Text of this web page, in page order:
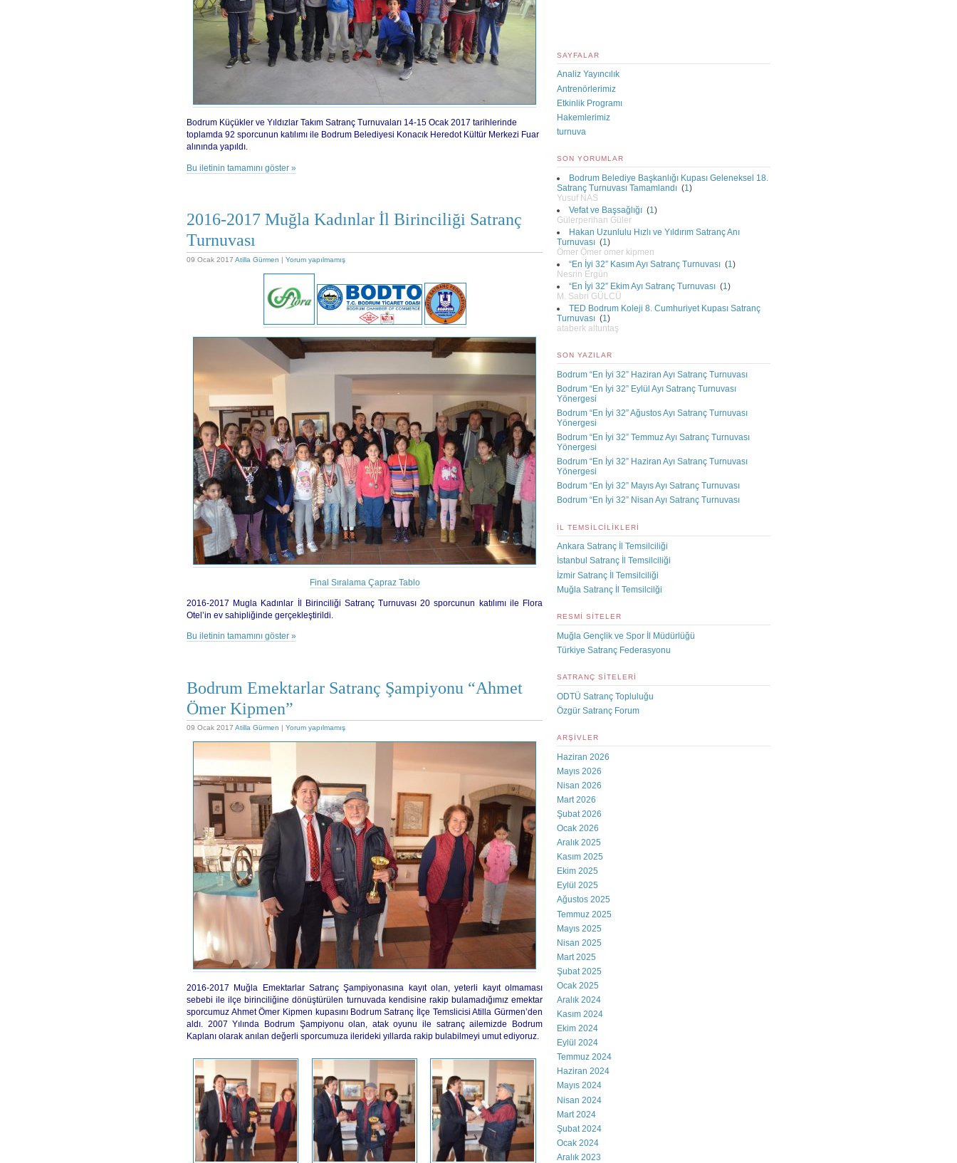
Bodrum Küçükler ve Yıldızlar Takım Satranç Turnuvaları 14-15 Ocak 2017 tarihlerinde
toplamda 92 sporcunun katılımı ile Bodrum Belediyesi Konacık Heredot Kültür Merkezi Fuar
alınında yapıldı.
Bu iletinin tamamını göster »
2016-2017 Muğla Kadınlar İl Birinciliği Satranç
Turnuvası
09 Ocak 2017 Atilla Gürmen | Yorum yapılmamış
Final Sıralama Çapraz Tablo
2016-2017 Mugla Kadınlar İl Birinciliği Satranç Turnuvası 20 sporcunun katılımı ile Flora
Otel’in ev sahipliğinde gerçekleştirildi.
Bu iletinin tamamını göster »
Bodrum Emektarlar Satranç Şampiyonu “Ahmet
Ömer Kipmen”
09 Ocak 2017 Atilla Gürmen | Yorum yapılmamış
2016-2017 Muğla Emektarlar Satranç Şampiyonasına kayıt olan, yeterli kayıt olmaması
sebebi ile ilçe birinciliğine dönüştürülen turnuvada kendisine rakip bulamadığımız emektar
sporcumuz Ahmet Ömer Kipmen kupasını Bodrum Satranç İlçe Temslicisi Atilla Gürmen’den
aldı. 2007 Yılında Bodrum Şampiyonu olan, atak oyunu ile satranç ailemizde Bodrum
Kaplanı olarak anılan değerli sporcumuza ilerideki yıllarda rakip bulabilmeyi umut ediyoruz.
SAYFALAR
Analiz Yayıncılık
Antrenörlerimiz
Etkinlik Programı
Hakemlerimiz
turnuva
SON YORUMLAR
Bodrum Belediye Başkanlığı Kupası Geleneksel 18.
Satranç Turnuvası Tamamlandı (1 )
Yusuf NAS
Vefat ve Başsağlığı (1)
Gülerperihan Güler
Hakan Uzunlulu Hızlı ve Yıldırım Satranç Anı
Turnuvası (1)
Ömer Ömer omer kipmen
“En İyi 32″ Kasım Ayı Satranç Turnuvası (1)
Nesrin Ergün
“En İyi 32″ Ekim Ayı Satranç Turnuvası (1)
M. Sabri GÜLCÜ
TED Bodrum Koleji 8. Cumhuriyet Kupası Satranç
Turnuvası (1)
ataberk altuntaş
SON YAZILAR
Bodrum “En İyi 32” Haziran Ayı Satranç Turnuvası
Bodrum “En İyi 32” Eylül Ayı Satranç Turnuvası
Yönergesi
Bodrum “En İyi 32” Ağustos Ayı Satranç Turnuvası
Yönergesi
Bodrum “En İyi 32” Temmuz Ayı Satranç Turnuvası
Yönergesi
Bodrum “En İyi 32” Haziran Ayı Satranç Turnuvası
Yönergesi
Bodrum “En İyi 32” Mayıs Ayı Satranç Turnuvası
Bodrum “En İyi 32” Nisan Ayı Satranç Turnuvası
İL TEMSILCILIKLERI
Ankara Satranç İl Temsilciliği
İstanbul Satranç İl Temsilciliği
İzmir Satranç İl Temsilciliği
Muğla Satranç İl Temsilcilği
RESMI SITELER
Muğla Gençlik ve Spor İl Müdürlüğü
Türkiye Satranç Federasyonu
SATRANÇ SITELERI
ODTÜ Satranç Topluluğu
Özgür Satranç Forum
ARŞIVLER
Haziran 2026
Mayıs 2026
Nisan 2026
Mart 2026
Şubat 2026
Ocak 2026
Aralık 2025
Kasım 2025
Ekim 2025
Eylül 2025
Ağustos 2025
Temmuz 2025
Mayıs 2025
Nisan 2025
Mart 2025
Şubat 2025
Ocak 2025
Aralık 2024
Kasım 2024
Ekim 2024
Eylül 2024
Temmuz 2024
Haziran 2024
Mayıs 2024
Nisan 2024
Mart 2024
Şubat 2024
Ocak 2024
Aralık 2023